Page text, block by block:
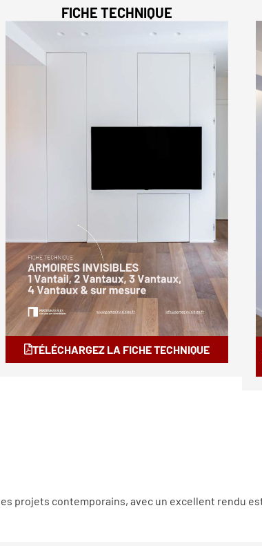
FICHE TECHNIQUE
TÉLÉCHARGEZ LA FICHE TECHNIQUE
projets contemporains, avec un excellent rendu